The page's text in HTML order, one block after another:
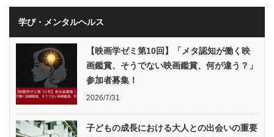
学び・メンタルヘルス
【映画学ゼミ第10回】「メタ認知が働く映
画鑑賞、そうでない映画鑑賞、何が違う？」
参加者募集！
2026/7/31
子どもの成長における大人との出会いの重要